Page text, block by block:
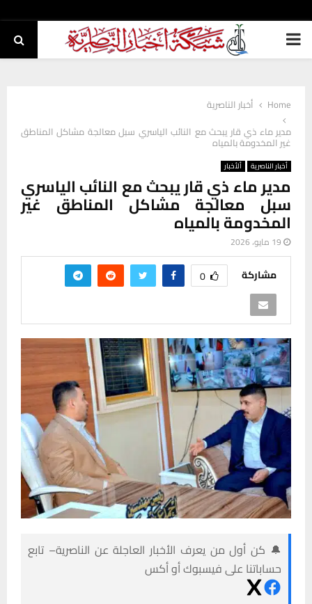
PRIMARY
Home
أخبار الناصرية
مدير ماء ذي قار يبحث مع النائب الياسري سبل معالجة مشاكل المناطق
غير المخدومة بالمياه
أخبار الناصرية ألأخبار
مدير ماء ذي قار يبحث مع النائب الياسري
سبل معالجة مشاكل المناطق غير
المخدومة بالمياه
19 مايو، 2026
مشاركة 0
🔔 كن أول من يعرف الأخبار العاجلة عن الناصرية– تابع
حساباتنا على فيسبوك أو أكس